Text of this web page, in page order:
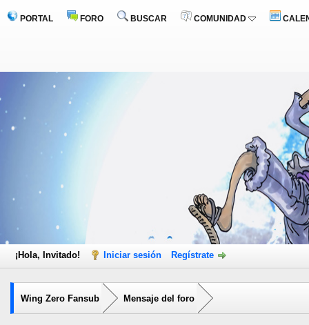
PORTAL FORO BUSCAR COMUNIDAD
¡Hola, Invitado! Iniciar sesión Regístrate
Wing Zero Fansub Mensaje del foro